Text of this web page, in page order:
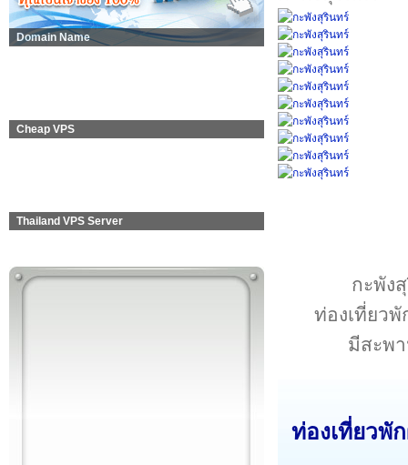
Domain Name
Cheap VPS
Thailand VPS Server
กะพัง
ท่องเที่ยว
มีสะพ
ท่องเที่ยวพั